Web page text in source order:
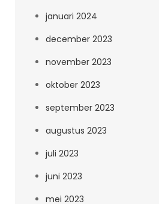
januari 2024
december 2023
november 2023
oktober 2023
september 2023
augustus 2023
juli 2023
juni 2023
mei 2023